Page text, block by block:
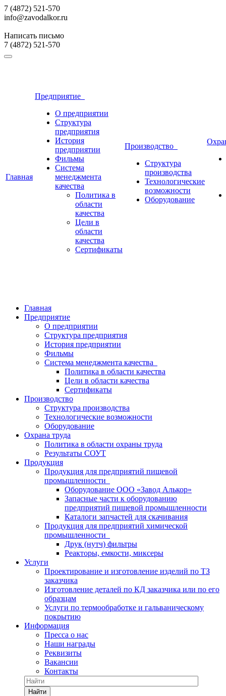
7 (4872) 521-570
info@zavodalkor.ru
Написать письмо
7 (4872) 521-570
Главная
Предприятие
О предприятии
Cтруктура
предприятия
История
предприятии
Фильмы
Система
менеджмента
качества
Политика в
области
качества
Цели в
области
качества
Сертификаты
Производство
Cтруктура
производства
Технологические
возможности
Оборудование
Главная
Предприятие
О предприятии
Cтруктура предприятия
История предприятии
Фильмы
Система менеджмента качества
Политика в области качества
Цели в области качества
Сертификаты
Производство
Cтруктура производства
Технологические возможности
Оборудование
Охрана труда
Политика в области охраны труда
Результаты СОУТ
Продукция
Продукция для предприятий пищевой
промышленности
Оборудование ООО «Завод Алькор»
Запасные части к оборудованию
предприятий пищевой промышленности
Каталоги запчастей для скачивания
Продукция для предприятий химической
промышленности
Друк (нутч) фильтры
Реакторы, емкости, миксеры
Услуги
Проектирование и изготовление изделий по ТЗ
заказчика
Изготовление деталей по КД заказчика или по его
образцам
Услуги по термообработке и гальваническому
покрытию
Информация
Пресса о нас
Наши награды
Реквизиты
Вакансии
Контакты
Найти